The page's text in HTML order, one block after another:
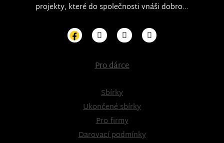
projekty, které do společnosti vnáši dobro...
Pro dárce
Sbírky
Ukončené sbírky
Pro firmy
Darovací podmínky